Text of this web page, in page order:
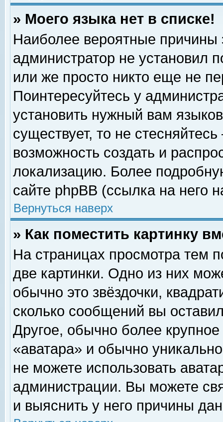
» Моего языка нет в списке!
Наиболее вероятные причины
администратор не установил
или же просто никто еще не
Поинтересуйтесь у
установить нужный вам
существует, то не
возможность создать и
локализацию. Более
сайте phpBB (ссылка на него
Вернуться наверх
» Как поместить картинку
На страницах просмотра тем
две картинки. Одно из них
обычно это звёздочки,
сколько сообщений вы
Другое, обычно более
«аватара» и обычно
не можете использовать
администрации. Вы можете
и выяснить у него причины